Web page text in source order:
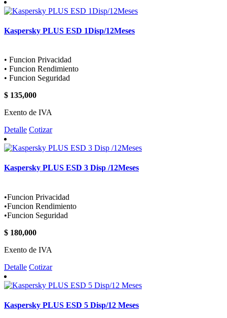
Kaspersky PLUS ESD 1Disp/12Meses
• Funcion Privacidad
• Funcion Rendimiento
• Funcion Seguridad
$ 135,000
Exento de IVA
Detalle Cotizar
Kaspersky PLUS ESD 3 Disp /12Meses
•Funcion Privacidad
•Funcion Rendimiento
•Funcion Seguridad
$ 180,000
Exento de IVA
Detalle Cotizar
Kaspersky PLUS ESD 5 Disp/12 Meses